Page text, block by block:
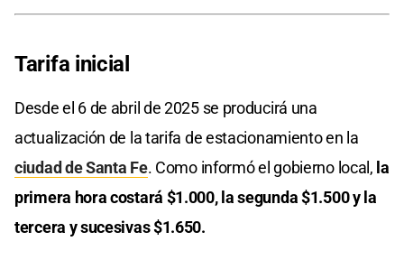
Tarifa inicial
Desde el 6 de abril de 2025 se producirá una
actualización de la tarifa de estacionamiento en la
ciudad de Santa Fe. Como informó el gobierno local, la
primera hora costará $1.000, la segunda $1.500 y la
tercera y sucesivas $1.650.